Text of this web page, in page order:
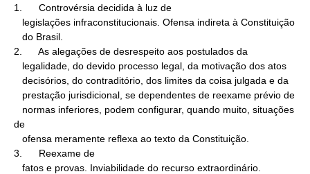
1.      Controvérsia decidida à luz de
2.      As alegações de desrespeito aos postulados da
de
3.      Reexame de